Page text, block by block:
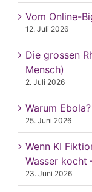
Vom Online-
12. Juli 2026
Die grossen
Mensch)
2. Juli 2026
Warum Ebola?
25. Juni 2026
Wenn KI
Wasser kocht
23. Juni 2026